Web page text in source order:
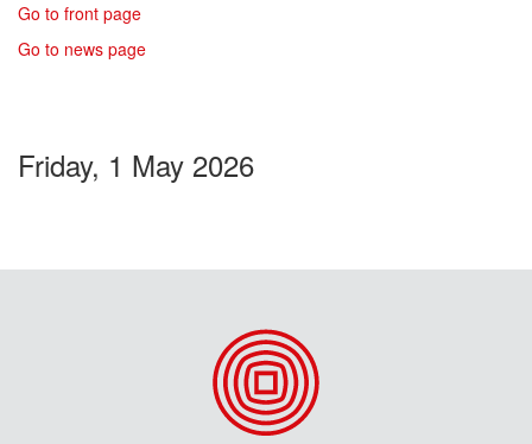
Go to front page
Go to news page
Friday, 1 May 2026